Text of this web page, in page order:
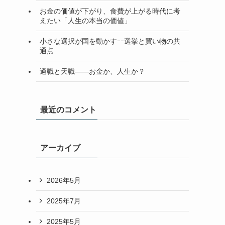
お金の価値が下がり、食費が上がる時代に考
えたい「人生の本当の価値」
小さな選択が国を動かすｰｰ選挙と買い物の共
通点
適職と天職――お金か、人生か？
最近のコメント
アーカイブ
2026年5月
2025年7月
2025年5月